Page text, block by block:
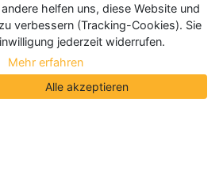
helfen uns, diese Website und
verbessern (Tracking-Cookies). Sie
jederzeit widerrufen.
Mehr erfahren
Alle akzeptieren